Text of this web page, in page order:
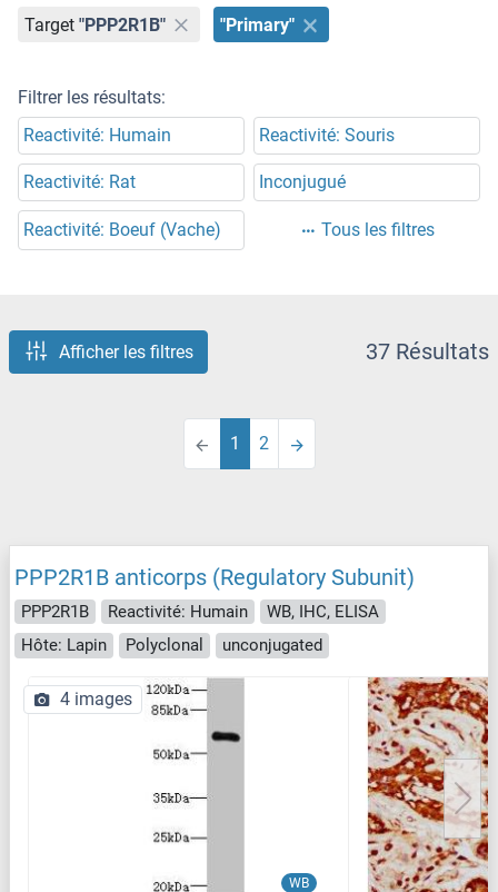
Target "PPP2R1B" "Primary"
Filtrer les résultats:
Reactivité: Humain
Reactivité: Souris
Reactivité: Rat Inconjugué
Reactivité: Boeuf (Vache) Tous les filtres
Afficher les filtres 37 Résultats
1 2
PPP2R1B anticorps (Regulatory Subunit)
PPP2R1B Reactivité: Humain
WB, IHC, ELISA
Hôte: Lapin
Polyclonal unconjugated
WB
4 images